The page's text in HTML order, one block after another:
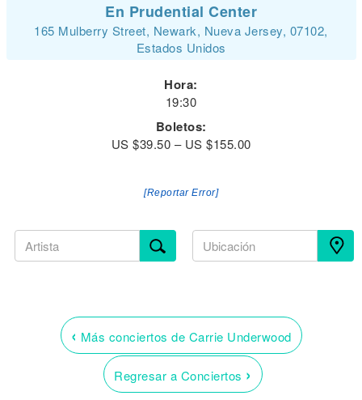
En Prudential Center
165 Mulberry Street, Newark, Nueva Jersey, 07102,
Estados Unidos
Hora:
19:30
Boletos:
US $39.50 – US $155.00
[Reportar Error]
‹ Más conciertos de Carrie Underwood
Regresar a Conciertos ›